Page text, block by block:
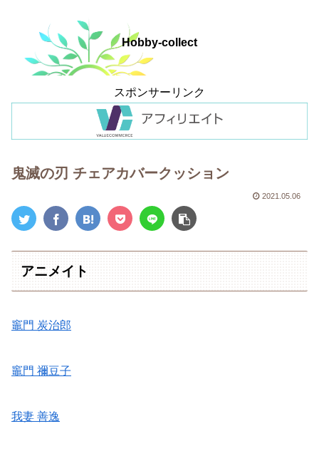
Hobby-collect
スポンサーリンク
鬼滅の刃 チェアカバークッション
2021.05.06
アニメイト
竈門 炭治郎
竈門 禰豆子
我妻 善逸